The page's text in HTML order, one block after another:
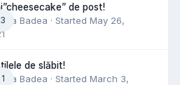
3
de post!
Badea · Started May 26,
1
de slăbit!
Badea · Started March 3,